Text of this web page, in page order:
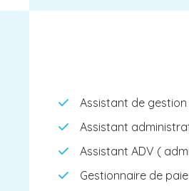
Assistant de
Assistant
Assistant ADV (
Gestionnaire de paie